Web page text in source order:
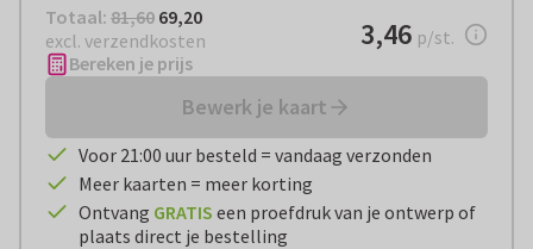
Totaal: € 69,20
Totaal: 81,60 69,20
excl. verzendkosten
€ 3,46per stuk
3,46 p/st.
Bereken je prijs
Bewerk je kaart
Voor 21:00 uur besteld = vandaag verzonden
Meer kaarten = meer korting
Ontvang GRATIS een proefdruk van je ontwerp of
plaats direct je bestelling